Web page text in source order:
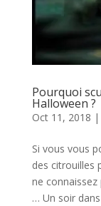
Pourquoi
Halloween ?
Oct 11, 2018 |
Si vous vous
des citrouilles
ne connaissez
… Un soir